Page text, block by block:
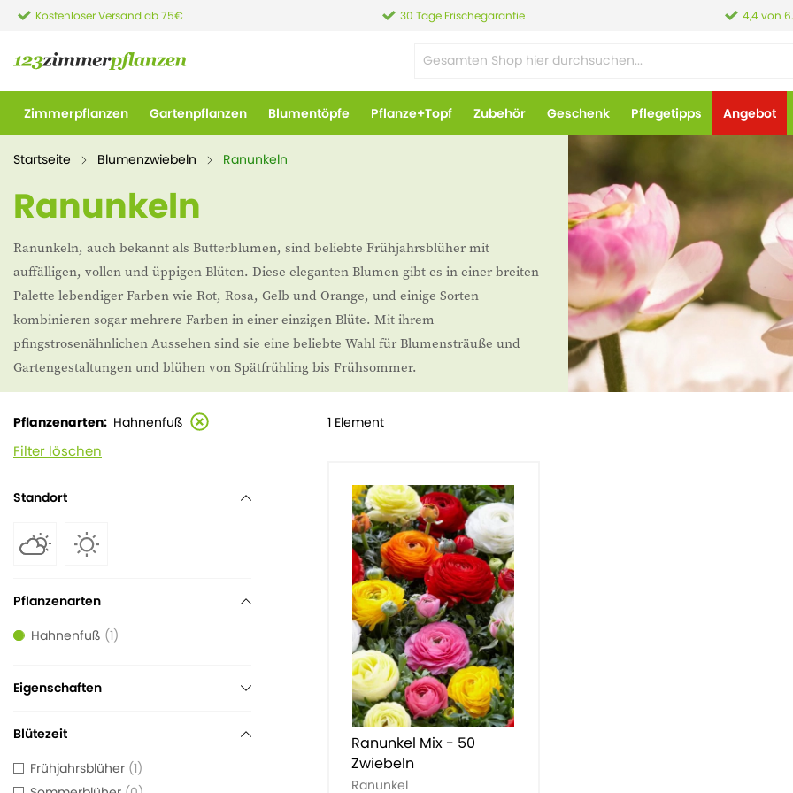
Kostenloser Versand ab 75€ 30 Tage Frischegarantie 4,4 von
Zimmerpflanzen Gartenpflanzen Blumentöpfe Pflanze+Topf Zubehör Geschenk Pflegetipps Angebot
Startseite Blumenzwiebeln Ranunkeln
Ranunkeln
Ranunkeln, auch bekannt als Butterblumen, sind beliebte Frühjahrsblüher mit
auffälligen, vollen und üppigen Blüten. Diese eleganten Blumen gibt es in einer breiten
Palette lebendiger Farben wie Rot, Rosa, Gelb und Orange, und einige Sorten
kombinieren sogar mehrere Farben in einer einzigen Blüte. Mit ihrem
pfingstrosenähnlichen Aussehen sind sie eine beliebte Wahl für Blumensträuße und
Gartengestaltungen und blühen von Spätfrühling bis Frühsommer.
1 Element
Ranunkel Mix - 50
Zwiebeln
Ranunkel
Pflanzenarten Hahnenfuß
Filter löschen
Standort
Pflanzenarten
Hahnenfuß 1
Eigenschaften
Blütezeit
Frühjahrsblüher 1